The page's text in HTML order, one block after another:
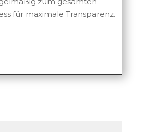
für maximale Transparenz.